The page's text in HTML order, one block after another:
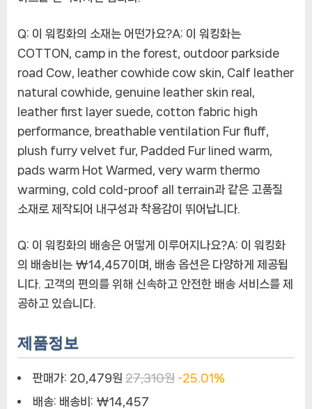
Q: 이 워킹화의 소재는 어떤가요?A: 이 워킹화는
COTTON, camp in the forest, outdoor parkside
road Cow, leather cowhide cow skin, Calf leather
natural cowhide, genuine leather skin real,
leather first layer suede, cotton fabric high
performance, breathable ventilation Fur fluff,
plush furry velvet fur, Padded Fur lined warm,
pads warm Hot Warmed, very warm thermo
warming, cold cold-proof all terrain과 같은 고품질
소재로 제작되어 내구성과 착용감이 뛰어납니다.
Q: 이 워킹화의 배송은 어떻게 이루어지나요?A: 이 워킹화
의 배송비는 ₩14,457이며, 배송 옵션은 다양하게 제공됩
니다. 고객의 편의를 위해 신속하고 안전한 배송 서비스를 제
공하고 있습니다.
제품정보
판매가: 20,479원 27,310원 -25.01%
배송: 배송비: ₩14,457